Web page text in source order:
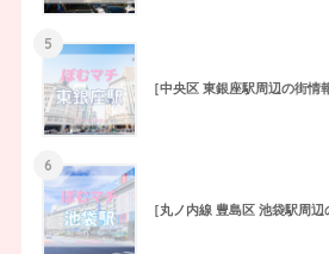
5
［中央区 東銀座駅周辺の街情
6
［丸ノ内線 豊島区 池袋駅周